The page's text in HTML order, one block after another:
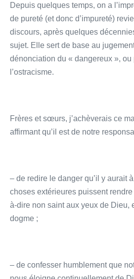
Depuis quelques temps, on a
de pureté (et donc d’impureté)
discours, après quelques
sujet. Elle sert de base au
dénonciation du « dangereux »,
l’ostracisme.
Frères et sœurs, j’achèverais ce
affirmant qu’il est de notre
– de redire le danger qu’il y aurait
choses extérieures puissent rendre
à-dire non saint aux yeux de Dieu,
dogme ;
– de confesser humblement que